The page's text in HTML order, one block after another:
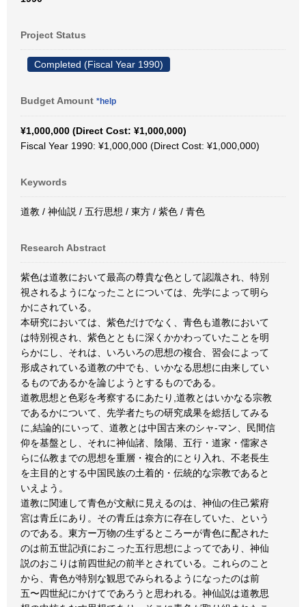
Project Status
Completed (Fiscal Year 1990)
Budget Amount *help
¥1,000,000 (Direct Cost: ¥1,000,000)
Fiscal Year 1990: ¥1,000,000 (Direct Cost: ¥1,000,000)
Keywords
道教 / 神仙説 / 五行思想 / 東方 / 紫色 / 青色
Research Abstract
紫色は道教において最高の尊貴な色として認識され、特別
視されるようになったことについては、先学によって明ら
かにされている。
本研究においては、紫色だけでなく、青色も道教において
は特別視され、紫色とともに深くかかわっていたことを明
らかにし、それは、いろいろの思想の複合、習会によって
形成されている道教の中でも、いかなる思想に由来してい
るものであるかを論じようとするものである。
道教思想と色彩を考察するにあたり,道教とはいかなる宗教
であるかについて、先学者たちの研究成果を総括してみる
に,結論的にいって、道教とは中国古来のシャ-マン、民間信
仰を基盤とし、それに神仙諸、陰陽、五行・道家・儒家さ
らに仏教までの思想を重層・複合的にとり入れ、不老長生
を主目的とする中国民族の土着的・伝統的な宗教であると
いえよう。
道教に関連して青色が文献に見えるのは、神仙の住己紫府
宮は青丘にあり。その青丘は奈方に存在していた、という
のである。東方ー万物の生ずるところーが青色に配された
のは前五世記頃におこった五行思想によってであり、神仙
説のおこりは前四世紀の前半とされている。これらのこと
から、青色が特別な観思でみられるようになったのは前
五〜四世紀にかけてであろうと思われる。神仙説は道教思